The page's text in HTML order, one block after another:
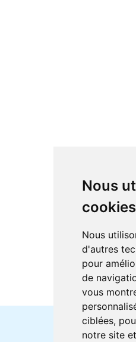
Nous
cookies
Nous
d'autres
pour
de
vous
ciblées,
notre site